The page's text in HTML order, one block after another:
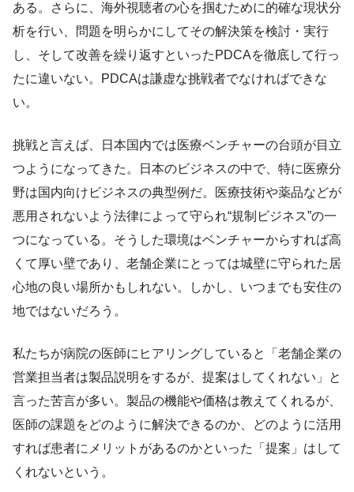
ある。さらに、海外視聴者の心を掴むために的確な現状分
析を行い、問題を明らかにしてその解決策を検討・実行
し、そして改善を繰り返すといったPDCAを徹底して行っ
たに違いない。PDCAは謙虚な挑戦者でなければできな
い。
挑戦と言えば、日本国内では医療ベンチャーの台頭が目立
つようになってきた。日本のビジネスの中で、特に医療分
野は国内向けビジネスの典型例だ。医療技術や薬品などが
悪用されないよう法律によって守られ“規制ビジネス”の一
つになっている。そうした環境はベンチャーからすれば高
くて厚い壁であり、老舗企業にとっては城壁に守られた居
心地の良い場所かもしれない。しかし、いつまでも安住の
地ではないだろう。
私たちが病院の医師にヒアリングしていると「老舗企業の
営業担当者は製品説明をするが、提案はしてくれない」と
言った苦言が多い。製品の機能や価格は教えてくれるが、
医師の課題をどのように解決できるのか、どのように活用
すれば患者にメリットがあるのかといった「提案」はして
くれないという。